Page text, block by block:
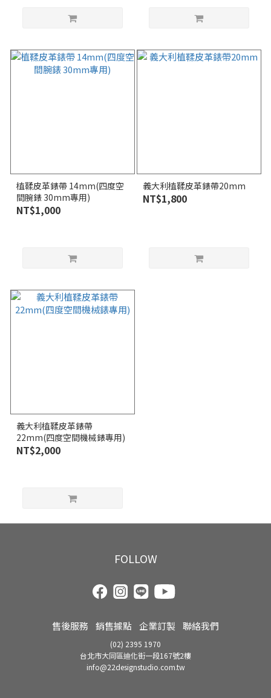
植鞣皮革錶帶 14mm(四度空
間腕錶 30mm專用)
NT$1,000
義大利植鞣皮革錶帶20mm
NT$1,800
義大利植鞣皮革錶帶
22mm(四度空間機械錶專用)
NT$2,000
FOLLOW
售後服務 銷售據點 企業訂製 聯絡我們
(02) 2395 1970
台北市大同區迪化街一段167號2樓
info@22designstudio.com.tw